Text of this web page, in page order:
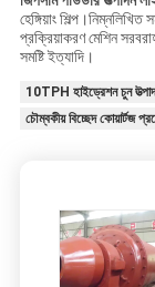
হেঙ্গিয়াং
প্রক্রিয়াকরণ মেশিন
সমষ্টি ইত্যাদি।
10TPH হাইড্রেশন চুন
চৌম্বকীয় বিচ্ছেদ কোয়ার্টজ